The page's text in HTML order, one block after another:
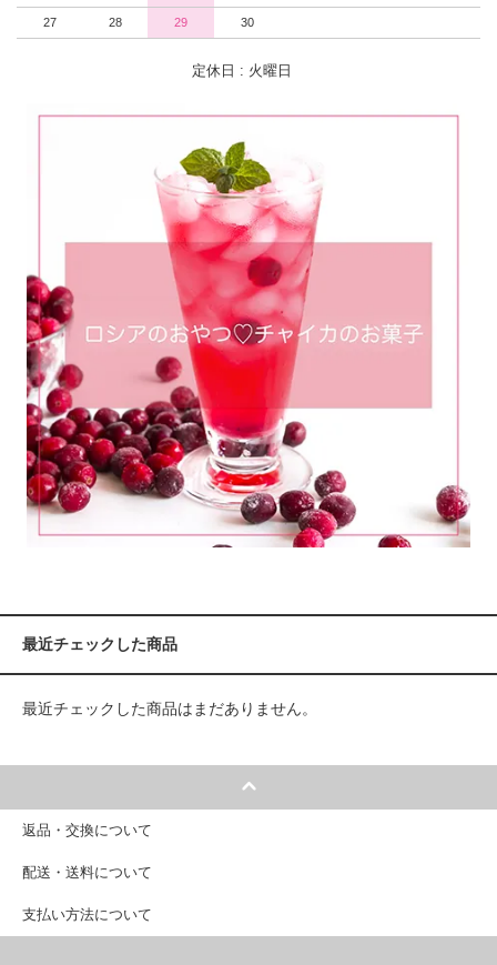
27 28 29 30
定休日 : 火曜日
最近チェックした商品
最近チェックした商品はまだありません。
返品・交換について
配送・送料について
支払い方法について